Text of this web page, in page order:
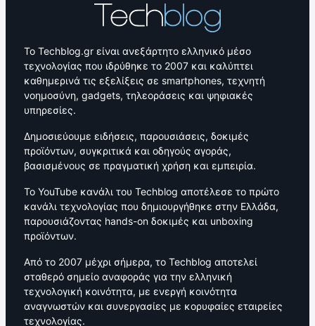
Το Techblog.gr είναι ανεξάρτητο ελληνικό μέσο
τεχνολογίας που ιδρύθηκε το 2007 και καλύπτει
καθημερινά τις εξελίξεις σε smartphones, τεχνητή
νοημοσύνη, gadgets, τηλεοράσεις και ψηφιακές
υπηρεσίες.
Δημοσιεύουμε ειδήσεις, παρουσιάσεις, δοκιμές
προϊόντων, συγκριτικά και οδηγούς αγοράς,
βασισμένους σε πραγματική χρήση και εμπειρία.
Το YouTube κανάλι του Techblog αποτέλεσε το πρώτο
κανάλι τεχνολογίας που δημιουργήθηκε στην Ελλάδα,
παρουσιάζοντας hands-on δοκιμές και unboxing
προϊόντων.
Από το 2007 μέχρι σήμερα, το Techblog αποτελεί
σταθερό σημείο αναφοράς για την ελληνική
τεχνολογική κοινότητα, με ενεργή κοινότητα
αναγνωστών και συνεργασίες με κορυφαίες εταιρείες
τεχνολογίας.